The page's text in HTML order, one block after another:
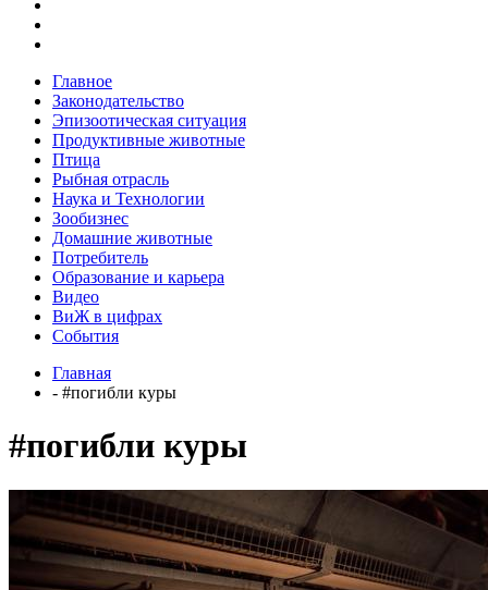
Главное
Законодательство
Эпизоотическая ситуация
Продуктивные животные
Птица
Рыбная отрасль
Наука и Технологии
Зообизнес
Домашние животные
Потребитель
Образование и карьера
Видео
ВиЖ в цифрах
События
Главная
- #погибли куры
#погибли куры